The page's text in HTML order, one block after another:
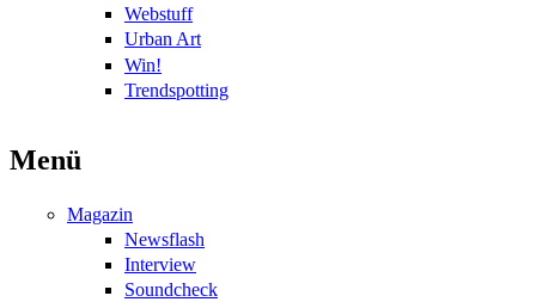
Webstuff
Urban Art
Win!
Trendspotting
Menü
Magazin
Newsflash
Interview
Soundcheck